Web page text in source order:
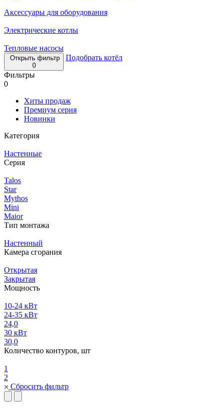
Аксессуары для оборудования
Электрические котлы
Тепловые насосы
Открыть фильтр
0
Подобрать котёл
Фильтры
0
Хиты продаж
Премиум серия
Новинки
Категория
Настенные
Серия
Talos
Star
Mythos
Mini
Maior
Тип монтажа
Настенный
Камера сгорания
Открытая
Закрытая
Мощность
10-24 кВт
24-35 кВт
24,0
30 кВт
30,0
Количество контуров, шт
1
2
Сбросить фильтр